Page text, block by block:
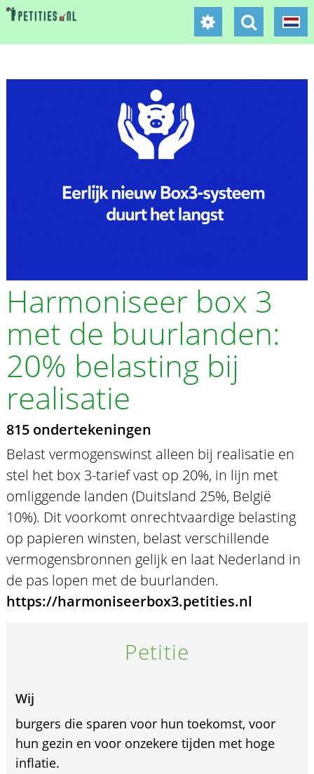
Harmoniseer box 3
met de buurlanden:
20% belasting bij
realisatie
815 ondertekeningen
Belast vermogenswinst alleen bij realisatie en
stel het box 3-tarief vast op 20%, in lijn met
omliggende landen (Duitsland 25%, België
10%). Dit voorkomt onrechtvaardige belasting
op papieren winsten, belast verschillende
vermogensbronnen gelijk en laat Nederland in
de pas lopen met de buurlanden.
https://harmoniseerbox3.petities.nl
Petitie
Wij
burgers die sparen voor hun toekomst, voor
hun gezin en voor onzekere tijden met hoge
inflatie.